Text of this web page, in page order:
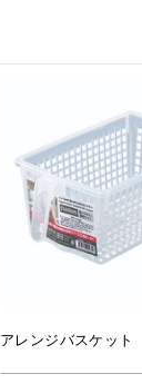
アレンジバスケッ